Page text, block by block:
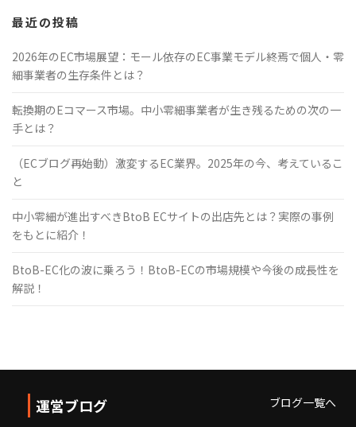
最近の投稿
2026年のEC市場展望：モール依存のEC事業モデル終焉で個人・零
細事業者の生存条件とは？
転換期のEコマース市場。中小零細事業者が生き残るための次の一
手とは？
（ECブログ再始動）激変するEC業界。2025年の今、考えているこ
と
中小零細が進出すべきBtoB ECサイトの出店先とは？実際の事例
をもとに紹介！
BtoB-EC化の波に乗ろう！BtoB-ECの市場規模や今後の成長性を
解説！
運営ブログ ブログ一覧へ